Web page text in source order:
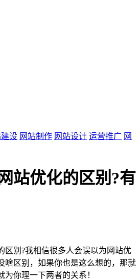
建设 网站制作 网站设计 运营推广 网
站优化的区别?有
别?我相信很多人会误以为网站优
啥区别，如果你也是这么想的，那就
你理一下两者的关系！